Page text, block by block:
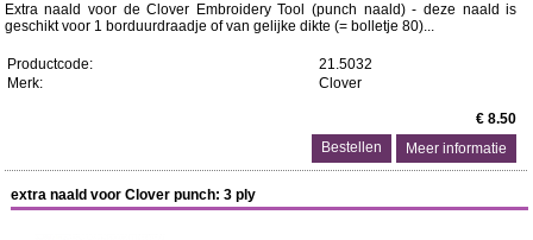
Extra naald voor de Clover Embroidery Tool (punch naald) - deze naald is
geschikt voor 1 borduurdraadje of van gelijke dikte (= bolletje 80)...
Productcode:
21.5032
Merk:
Clover
€ 8.50
Meer informatie
extra naald voor Clover punch: 3 ply